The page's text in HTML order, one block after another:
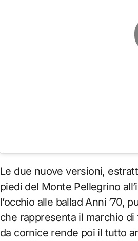
Le due nuove versioni,
piedi del Monte Pellegrino
l’occhio alle ballad Anni ’70,
che rappresenta il marchio
da cornice rende poi il tutto